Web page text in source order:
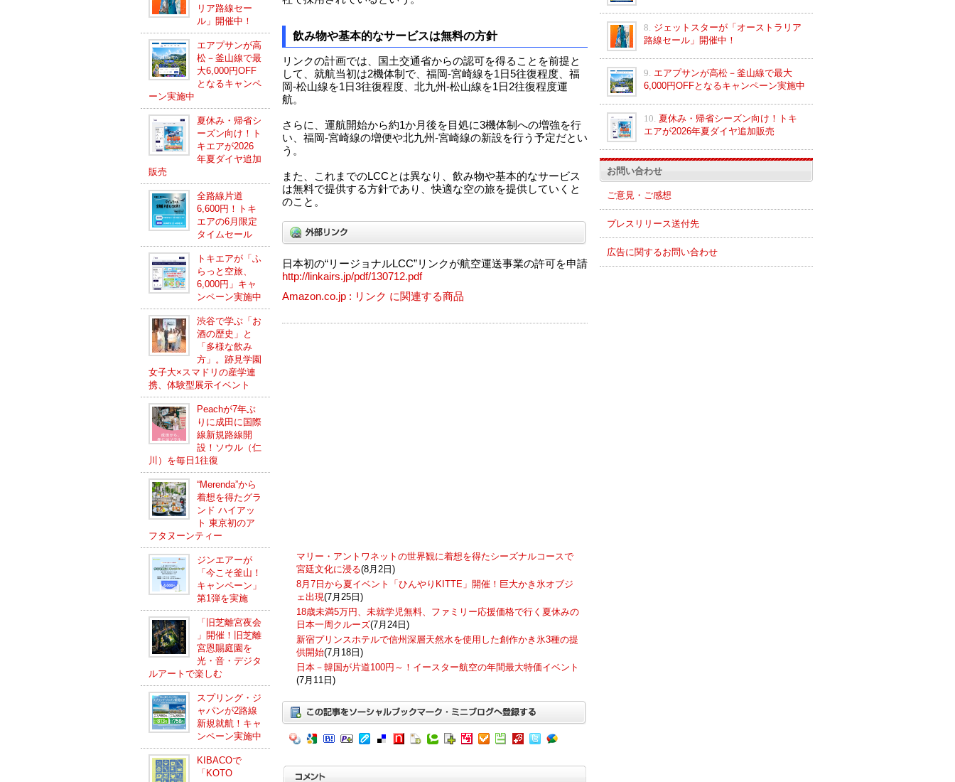
リア路線セー
ル」開催中！
エアプサンが高
松－釜山線で最
大6,000円OFF
となるキャンペ
ーン実施中
夏休み・帰省シ
ーズン向け！ト
キエアが2026
年夏ダイヤ追加
販売
全路線片道
6,600円！トキ
エアの6月限定
タイムセール
トキエアが「ふ
らっと空旅、
6,000円」キャ
ンペーン実施中
渋谷で学ぶ「お
酒の歴史」と
「多様な飲み
方」。跡見学園
女子大×スマドリの産学連
携、体験型展示イベント
Peachが7年ぶ
りに成田に国際
線新規路線開
設！ソウル（仁
川）を毎日1往復
“Merenda”から
着想を得たグラ
ンド ハイアッ
ト 東京初のア
フタヌーンティー
ジンエアーが
「今こそ釜山！
キャンペーン」
第1弾を実施
「旧芝離宮夜会
」開催！旧芝離
宮恩賜庭園を
光・音・デジタ
ルアートで楽しむ
スプリング・ジ
ャパンが2路線
新規就航！キャ
ンペーン実施中
KIBACOで
「KOTO
飲み物や基本的なサービスは無料の方針
リンクの計画では、国土交通省からの認可を得ることを前提と
して、就航当初は2機体制で、福岡-宮崎線を1日5往復程度、福
岡-松山線を1日3往復程度、北九州-松山線を1日2往復程度運
航。
さらに、運航開始から約1か月後を目処に3機体制への増強を行
い、福岡-宮崎線の増便や北九州-宮崎線の新設を行う予定だとい
う。
また、これまでのLCCとは異なり、飲み物や基本的なサービス
は無料で提供する方針であり、快適な空の旅を提供していくと
のこと。
日本初の“リージョナルLCC”リンクが航空運送事業の許可を申請
http://linkairs.jp/pdf/130712.pdf
Amazon.co.jp : リンク に関連する商品
マリー・アントワネットの世界観に着想を得たシーズナルコースで
宮廷文化に浸る(8月2日)
8月7日から夏イベント「ひんやりKITTE」開催！巨大かき氷オブジ
ェ出現(7月25日)
18歳未満5万円、未就学児無料、ファミリー応援価格で行く夏休みの
日本一周クルーズ(7月24日)
新宿プリンスホテルで信州深層天然水を使用した創作かき氷3種の提
供開始(7月18日)
日本－韓国が片道100円～！イースター航空の年間最大特価イベント
(7月11日)
8. ジェットスターが「オーストラリア
路線セール」開催中！
9. エアプサンが高松－釜山線で最大
6,000円OFFとなるキャンペーン実施中
10. 夏休み・帰省シーズン向け！トキ
エアが2026年夏ダイヤ追加販売
お問い合わせ
ご意見・ご感想
プレスリリース送付先
広告に関するお問い合わせ